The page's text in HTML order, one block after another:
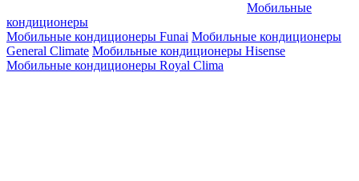
Мобильные
кондиционеры
Мобильные кондиционеры Funai Мобильные кондиционеры
General Climate Мобильные кондиционеры Hisense
Мобильные кондиционеры Royal Clima